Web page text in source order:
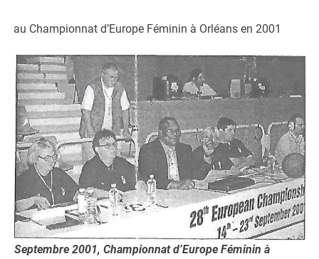
au Championnat d’Europe Féminin à Orléans en 2001
Septembre 2001, Championnat d’Europe Féminin à